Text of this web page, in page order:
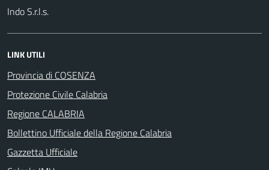
Indo S.r.l.s.
LINK UTILI
Provincia di COSENZA
Protezione Civile Calabria
Regione CALABRIA
Bollettino Ufficiale della Regione Calabria
Gazzetta Ufficiale